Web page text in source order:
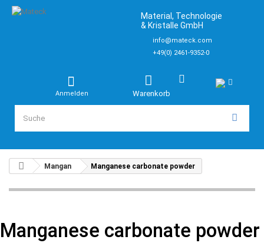
Material, Technologie
& Kristalle GmbH
info@mateck.com
+49(0) 2461-9352-0
Warenkorb
Anmelden
Mangan Manganese carbonate powder
Manganese carbonate powder